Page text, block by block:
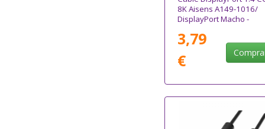
8K Aisens A149-1016/
DisplayPort Macho -
Negro
3,79
€